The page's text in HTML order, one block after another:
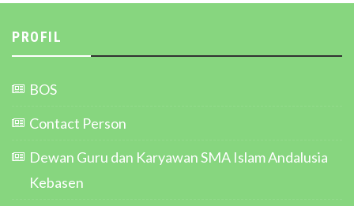
PROFIL
BOS
Contact Person
Dewan Guru dan Karyawan SMA Islam Andalusia
Kebasen